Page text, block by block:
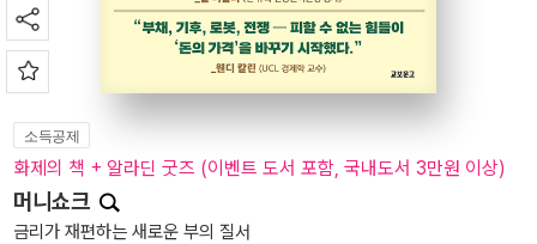
소득공제
화제의 책 + 알라딘 굿즈 (이벤트 도서 포함, 국내도서 3만원 이상)
머니쇼크
금리가 재편하는 새로운 부의 질서